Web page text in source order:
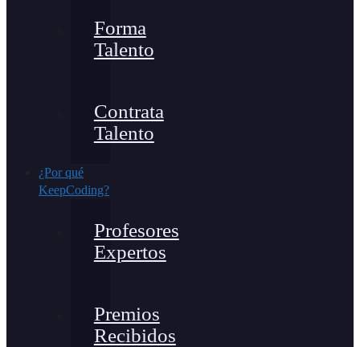
Forma
Talento
Contrata
Talento
¿Por qué
KeepCoding?
Profesores
Expertos
Premios
Recibidos